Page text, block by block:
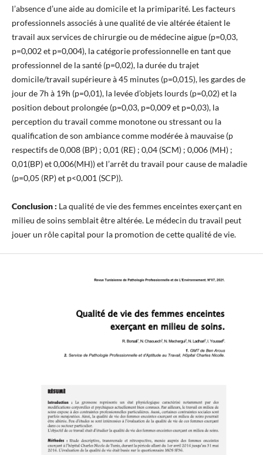
l’absence d’une aide au domicile et la primiparité. Les facteurs
professionnels associés à une qualité de vie altérée étaient le
travail aux services de chirurgie ou de médecine aigue (p=0,03,
p=0,002 et p=0,004), la catégorie professionnelle en tant que
professionnel de la santé (p=0,02), la durée du trajet
domicile/travail supérieure à 45 minutes (p=0,015), les gardes de
jour de 7h à 19h (p=0,01), la levée d’objets lourds (p=0,02) et la
position debout prolongée (p=0,03, p=0,009 et p=0,03), la
perception du travail comme monotone ou stressant ou la
qualification de son ambiance comme modérée à mauvaise (p
respectifs de 0,008 (BP) ; 0,01 (RE) ; 0,04 (SCM) ; 0,006 (MH) ;
0,01(BP) et 0,006(MH)) et l’arrêt du travail pour cause de maladie
(p=0,05 (RP) et p<0,001 (SCP)).
Conclusion : La qualité de vie des femmes enceintes exerçant en
milieu de soins semblait être altérée. Le médecin du travail peut
jouer un rôle capital pour la promotion de cette qualité de vie.